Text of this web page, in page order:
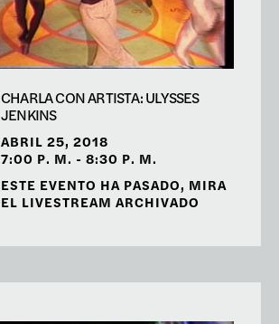
CHARLA CON ARTISTA: ULYSSES
JENKINS
ABRIL 25, 2018
7:00 P. M. - 8:30 P. M.
ESTE EVENTO HA PASADO, MIRA
EL LIVESTREAM ARCHIVADO